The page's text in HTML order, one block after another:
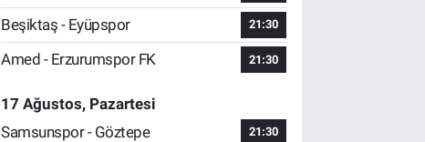
Beşiktaş - Eyüpspor 21:30
Amed - Erzurumspor FK 21:30
17 Ağustos, Pazartesi
Samsunspor - Göztepe
21:30